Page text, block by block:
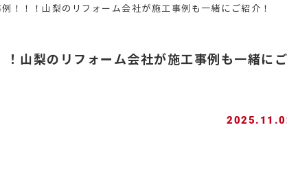
！！山梨のリフォーム会社が施工事例も一緒にご紹介！
山梨のリフォーム会社が施工事例も一緒にご